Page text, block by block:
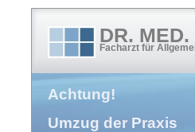
DR.
Facharzt für
Achtung!
Umzug der Praxis